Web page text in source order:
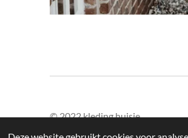
© 2022 kleding huisje